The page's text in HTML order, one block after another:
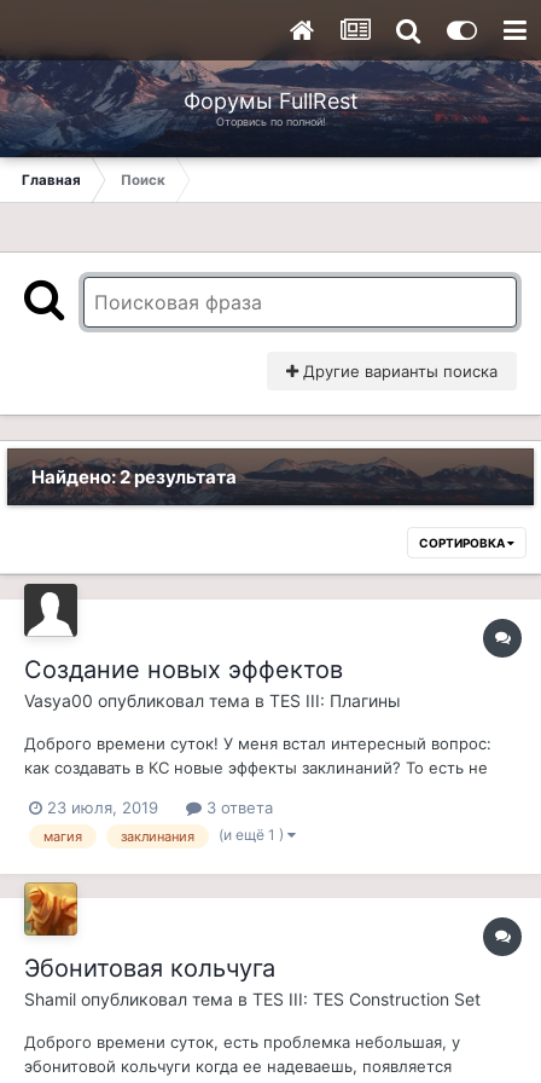
Форумы FullRest
Оторвись по полной!
Главная Поиск
Другие варианты поиска
Найдено: 2 результата
СОРТИРОВКА
Создание новых эффектов
Vasya00 опубликовал тема в TES III: Плагины
Доброго времени суток! У меня встал интересный вопрос:
как создавать в КС новые эффекты заклинаний? То есть не
должны выполняться уже существующие эффекты?
Собственно, промежуточная цель -- разобраться с
23 июля, 2019 3 ответа
магия заклинания (и ещё 1 )
Эбонитовая кольчуга
Shamil опубликовал тема в TES III: TES Construction Set
Доброго времени суток, есть проблемка небольшая, у
эбонитовой кольчуги когда ее надеваешь, появляется